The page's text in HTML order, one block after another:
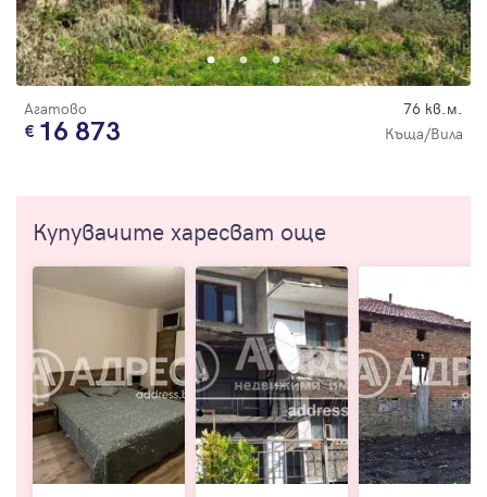
Агатово 76 кв.м.
16 873 Къща/Вила
Купувачите харесват още